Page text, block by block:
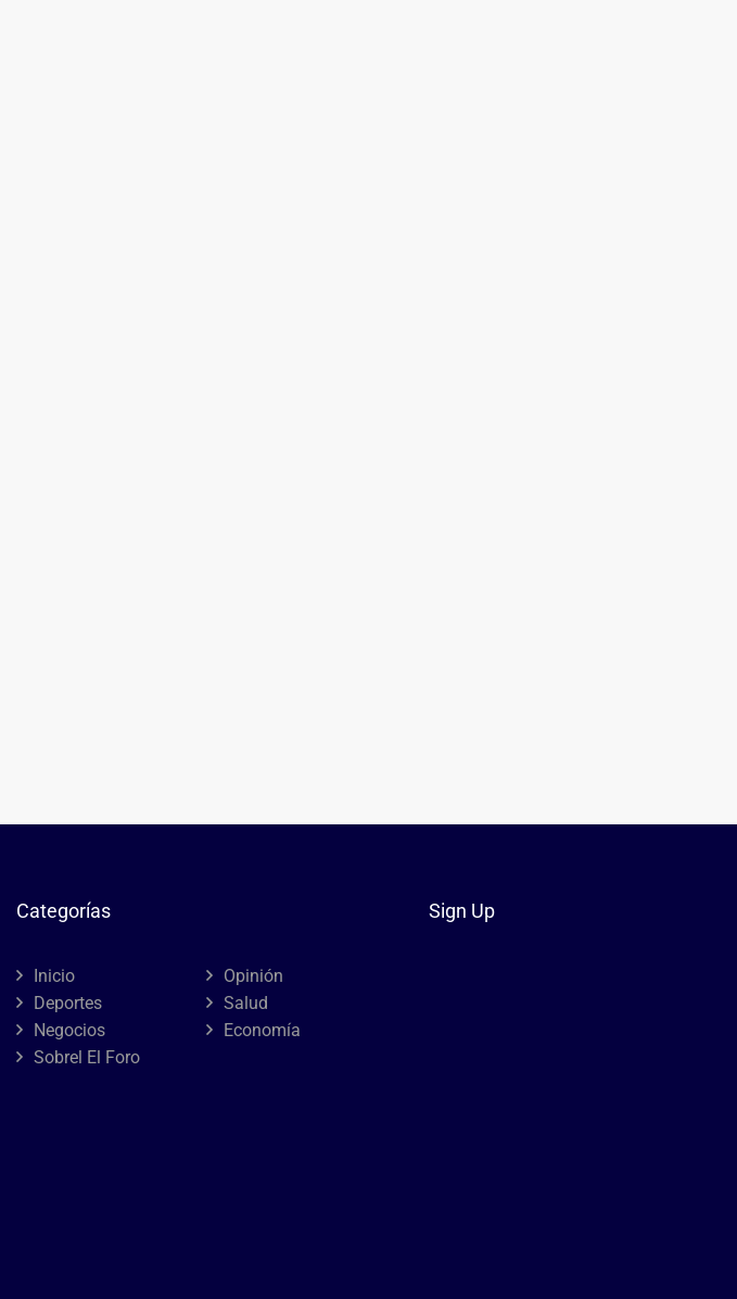
Categorías
Inicio
Opinión
Deportes
Salud
Negocios
Economía
Sobrel El Foro
Sign Up